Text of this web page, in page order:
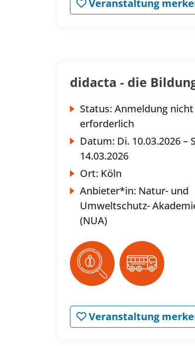
Veranstaltung
didacta - die
Status: Anmeldung nicht
erforderlich
Datum: Di. 10.03.2026 –
14.03.2026
Ort: Köln
Anbieter*in: Natur- und
Umweltschutz-
(NUA)
Veranstaltung